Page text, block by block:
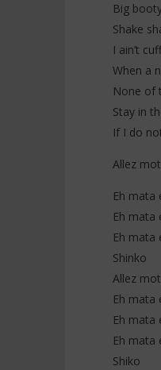
Big
Shake
I ain’t
When a
None of
Stay in
If I do
Allez
Eh mata
Eh mata
Eh mata
Shinko
Allez
Eh mata
Eh mata
Eh mata
Shiko